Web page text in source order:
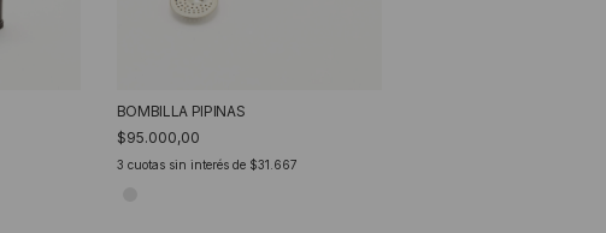
BOMBILLA PIPINAS
$95.000,00
3 cuotas sin interés de $31.667